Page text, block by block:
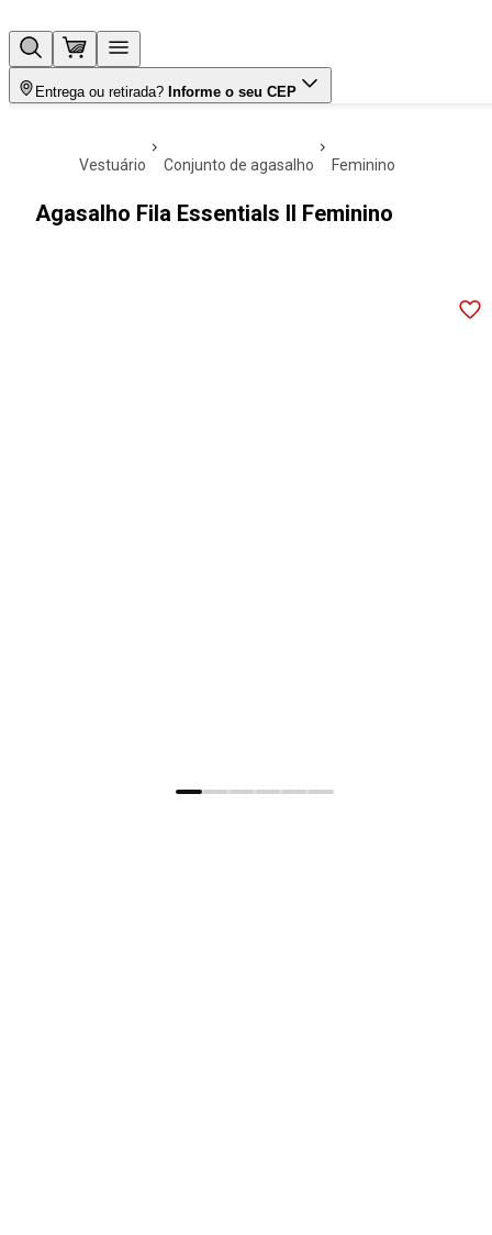
Entrega ou retirada? Informe o seu CEP
vestuário conjunto de agasalho feminino
Agasalho Fila Essentials II Feminino